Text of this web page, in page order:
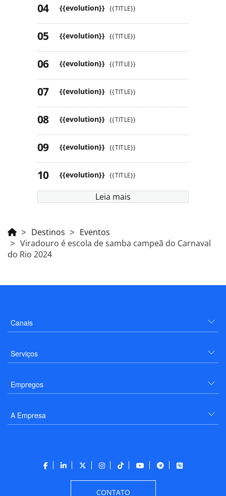
{{evolution}} {{TITLE}}
{{evolution}} {{TITLE}}
{{evolution}} {{TITLE}}
{{evolution}} {{TITLE}}
{{evolution}} {{TITLE}}
{{evolution}} {{TITLE}}
{{evolution}} {{TITLE}}
Leia mais
Destinos
Eventos
Viradouro é escola de samba campeã do Carnaval
do Rio 2024
Canais
Serviços
Empregos
A Empresa
CONTATO